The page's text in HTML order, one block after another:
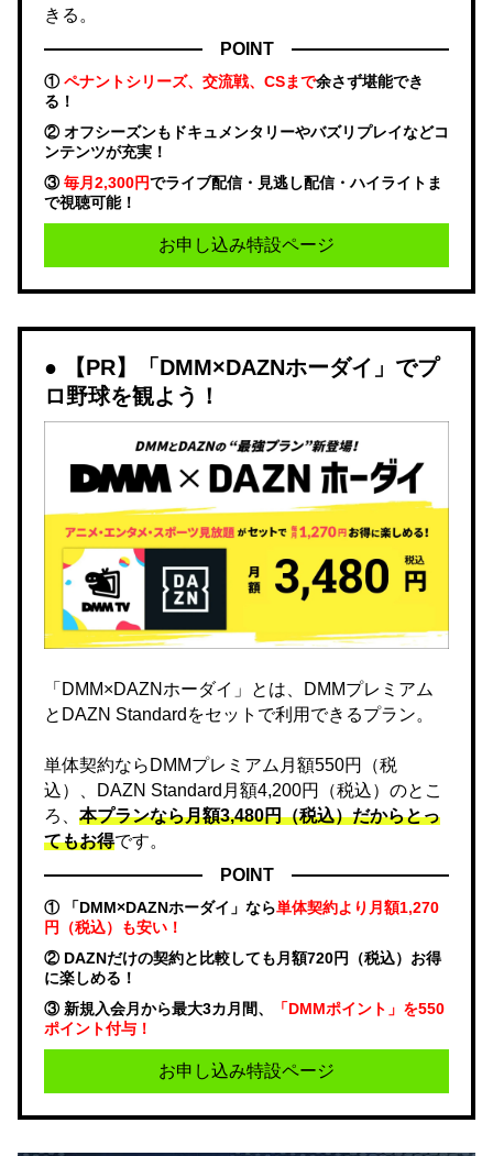
きる。
POINT
①ペナントシリーズ、交流戦、CSまで余さず堪能でき
る！
② オフシーズンもドキュメンタリーやバズリプレイなどコ
ンテンツが充実！
③毎月2,300円でライブ配信・見逃し配信・ハイライトま
で視聴可能！
お申し込み特設ページ
【PR】「DMM×DAZNホーダイ」でプ
ロ野球を観よう！
「DMM×DAZNホーダイ」とは、DMMプレミアム
とDAZN Standardをセットで利用できるプラン。
単体契約ならDMMプレミアム月額550円（税
込）、DAZN Standard月額4,200円（税込）のとこ
ろ、 本プランなら月額3,480円（税込）だからとっ
てもお得です。
POINT
① 「DMM×DAZNホーダイ」なら単体契約より月額1,270
円（税込）も安い！
② DAZNだけの契約と比較しても月額720円（税込）お得
に楽しめる！
③ 新規入会月から最大3カ月間、
「DMMポイント」を550
ポイント付与！
お申し込み特設ページ